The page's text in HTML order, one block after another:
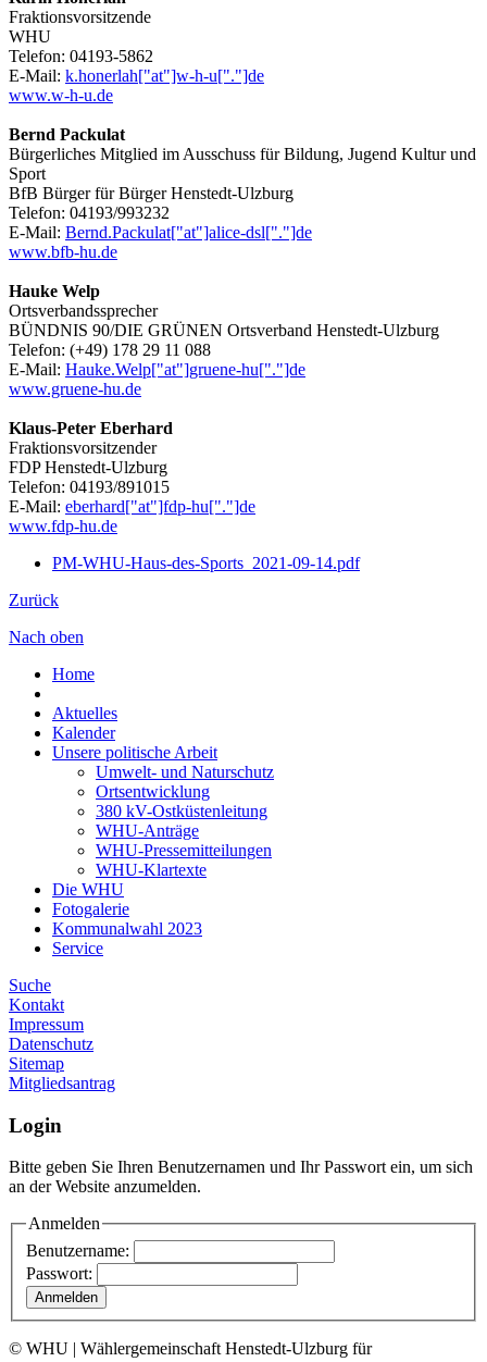
Fraktionsvorsitzende
WHU
Telefon: 04193-5862
E-Mail: k.honerlah["at"]w-h-u["."]de
www.w-h-u.de
Bernd Packulat
Bürgerliches Mitglied im Ausschuss für Bildung, Jugend Kultur und
Sport
BfB Bürger für Bürger Henstedt-Ulzburg
Telefon: 04193/993232
E-Mail: Bernd.Packulat["at"]alice-dsl["."]de
www.bfb-hu.de
Hauke Welp
Ortsverbandssprecher
BÜNDNIS 90/DIE GRÜNEN Ortsverband Henstedt-Ulzburg
Telefon: (+49) 178 29 11 088
E-Mail: Hauke.Welp["at"]gruene-hu["."]de
www.gruene-hu.de
Klaus-Peter Eberhard
Fraktionsvorsitzender
FDP Henstedt-Ulzburg
Telefon: 04193/891015
E-Mail: eberhard["at"]fdp-hu["."]de
www.fdp-hu.de
PM-WHU-Haus-des-Sports_2021-09-14.pdf
Zurück
Nach oben
Home
Aktuelles
Kalender
Unsere politische Arbeit
Umwelt- und Naturschutz
Ortsentwicklung
380 kV-Ostküstenleitung
WHU-Anträge
WHU-Pressemitteilungen
WHU-Klartexte
Die WHU
Fotogalerie
Kommunalwahl 2023
Service
Suche
Kontakt
Impressum
Datenschutz
Sitemap
Mitgliedsantrag
Login
Bitte geben Sie Ihren Benutzernamen und Ihr Passwort ein, um sich
an der Website anzumelden.
Anmelden
Benutzername:
Passwort:
© WHU | Wählergemeinschaft Henstedt-Ulzburg für